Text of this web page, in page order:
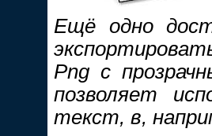
Ещё одно
Png с
позволяет
текст, в,